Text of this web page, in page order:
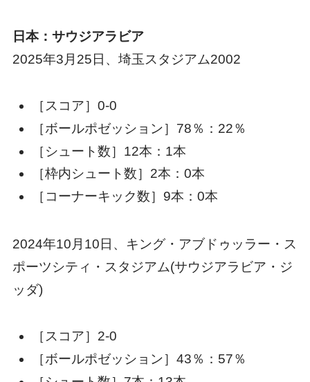
日本：サウジアラビア
2025年3月25日、埼玉スタジアム2002
［スコア］0-0
［ボールポゼッション］78％：22％
［シュート数］12本：1本
［枠内シュート数］2本：0本
［コーナーキック数］9本：0本
2024年10月10日、キング・アブドゥッラー・ス
ポーツシティ・スタジアム(サウジアラビア・ジ
ッダ)
［スコア］2-0
［ボールポゼッション］43％：57％